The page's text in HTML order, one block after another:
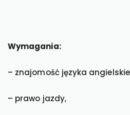
Wymagania:
– znajomość języka
– prawo jazdy,